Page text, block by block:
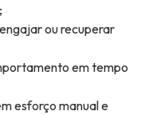
ou recuperar
em tempo
esforço manual e